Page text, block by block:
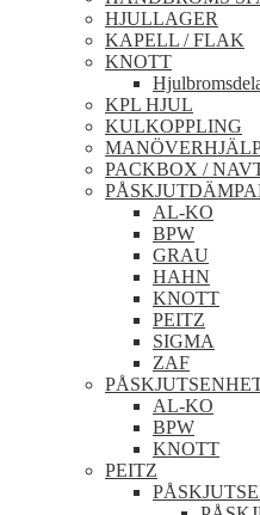
HJULLAGER
KAPELL / FLAK
KNOTT
KPL HJUL
KULKOPPLING
PACKBOX /
AL-KO
BPW
GRAU
HAHN
KNOTT
PEITZ
SIGMA
ZAF
AL-KO
BPW
KNOTT
PEITZ